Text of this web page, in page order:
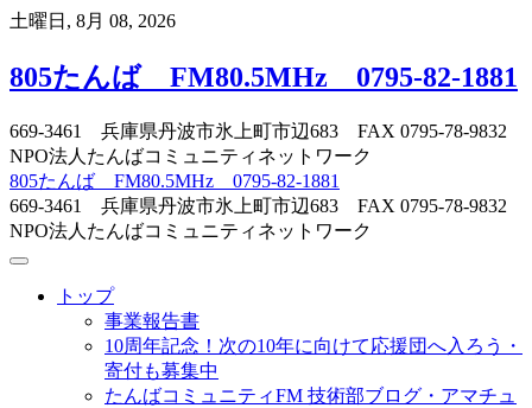
Skip
content
土曜日, 8月 08, 2026
805たんば FM80.5MHz 0795-82-1881
669-3461 兵庫県丹波市氷上町市辺683 FAX 0795-78-9832
NPO法人たんばコミュニティネットワーク
805たんば FM80.5MHz 0795-82-1881
669-3461 兵庫県丹波市氷上町市辺683 FAX 0795-78-9832
NPO法人たんばコミュニティネットワーク
トップ
事業報告書
10周年記念！次の10年に向けて応援団へ入ろう・
寄付も募集中
たんばコミュニティFM 技術部ブログ・アマチュ